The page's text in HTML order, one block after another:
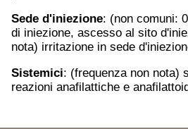
Sede d'iniezione: (non comuni:
di iniezione, ascesso al sito
nota) irritazione in sede
Sistemici: (frequenza non nota)
reazioni anafilattiche e